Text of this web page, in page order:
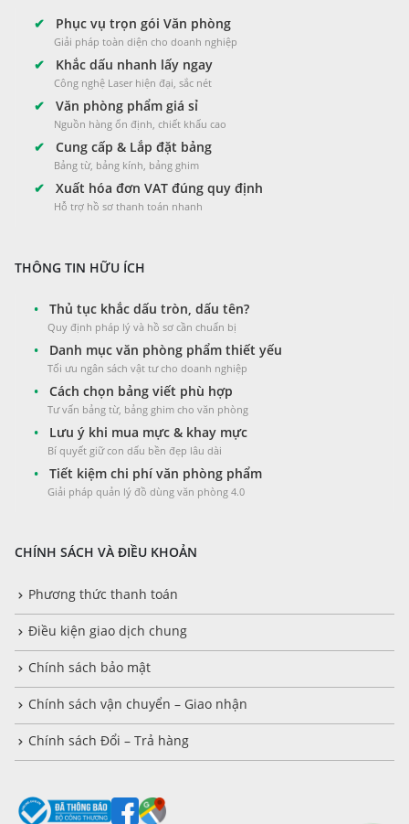
✔ Phục vụ trọn gói Văn phòng
Giải pháp toàn diện cho doanh nghiệp
✔ Khắc dấu nhanh lấy ngay
Công nghệ Laser hiện đại, sắc nét
✔ Văn phòng phẩm giá sỉ
Nguồn hàng ổn định, chiết khấu cao
✔ Cung cấp & Lắp đặt bảng
Bảng từ, bảng kính, bảng ghim
✔ Xuất hóa đơn VAT đúng quy định
Hỗ trợ hồ sơ thanh toán nhanh
THÔNG TIN HỮU ÍCH
• Thủ tục khắc dấu tròn, dấu tên?
Quy định pháp lý và hồ sơ cần chuẩn bị
• Danh mục văn phòng phẩm thiết yếu
Tối ưu ngân sách vật tư cho doanh nghiệp
• Cách chọn bảng viết phù hợp
Tư vấn bảng từ, bảng ghim cho văn phòng
• Lưu ý khi mua mực & khay mực
Bí quyết giữ con dấu bền đẹp lâu dài
• Tiết kiệm chi phí văn phòng phẩm
Giải pháp quản lý đồ dùng văn phòng 4.0
CHÍNH SÁCH VÀ ĐIỀU KHOẢN
Phương thức thanh toán
Điều kiện giao dịch chung
Chính sách bảo mật
Chính sách vận chuyển – Giao nhận
Chính sách Đổi – Trả hàng